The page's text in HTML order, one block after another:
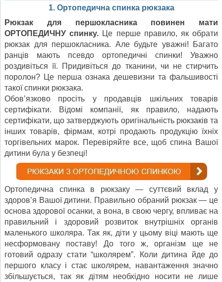
1. Ортопедична спинка рюкзака
Рюкзак для першокласника повинен мати
ОРТОПЕДИЧНУ спинку. Це перше правило, як обрати
рюкзак для першокласника. Але будьте уважні! Багато
ранців мають псевдо ортопедичні спинки! Уважно
роздивіться її. Придивіться до тканини, чи не стирчить
поролон? Це перша ознака дешевизни та фальшивості
такої спинки рюкзака.
Обов’язково просіть у продавців шкільних товарів
сертифікати. Відомі компанії, як правило, надають
сертифікати, що затверджують оригінальність рюкзаків та
інших товарів, фірмам, котрі продають продукцію їхніх
торгівельних марок. Перевіряйте все, щоб спина Вашої
дитини була у безпеці!
Ортопедична спинка в рюкзаку — суттєвий вклад у
здоров’я Вашої дитини. Правильно обраний рюкзак — це
основа здорової осанки, а вона, в свою чергу, впливає на
правильний і здоровий розвиток внутрішніх органів
маленького школяра. Так як, діти у цьому віці мають ще
несформовану поставу! До того ж, організм ще не
готовий одразу стати “школярем”. Коли дитина йде до
першого класу і стає школярем, навантаження значно
збільшується, так як дітям необхідно носити не лише